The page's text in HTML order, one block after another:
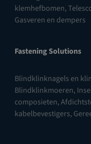
klemhefbomen,
Gasveren en dempers
Fastening Solutions
Blindklinknagels en
Blindklinkmoeren,
composieten,
kabelbevestigers,